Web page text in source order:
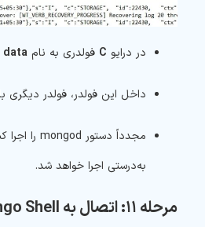
در درایو C فولدری به نام data
داخل این فولدر، فولدر دیگری
مجدداً دستور mongod
به‌درستی اجرا خواهد شد.
مرحله ۱۱: اتصال به Mongo Shell